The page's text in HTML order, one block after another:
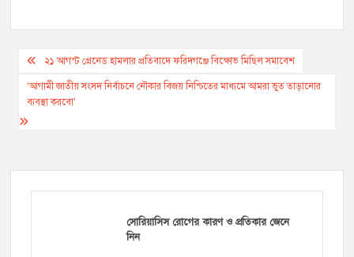
Post
navigation
২১ আগস্ট গ্রেনেড হামলার প্রতিবাদে ফরিদগঞ্জে বিক্ষোভ মিছিল সমাবেশ
‘আগামী জাতীয় সংসদ নির্বাচনে নৌকার বিজয় নিশ্চিতের মাধ্যমে আমরা ভুত তাড়ানোর
ব্যবস্থা করবো’
সোরিয়াসিস রোগের কারণ ও প্রতিকার জেনে
নিন